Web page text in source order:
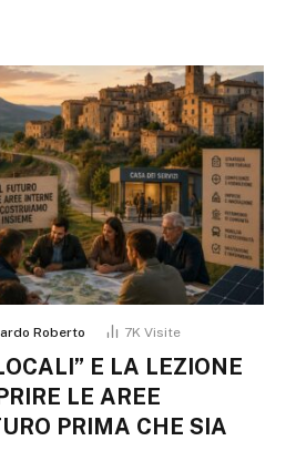
Roberto 7K Visite
E LA LEZIONE
LE AREE
PRIMA CHE SIA